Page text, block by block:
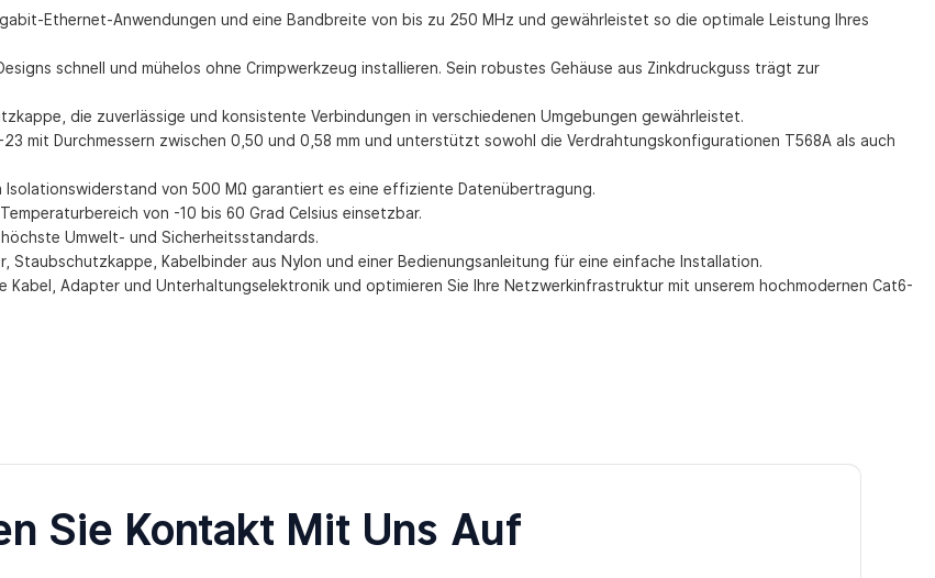
Ethernet-Anwendungen und eine Bandbreite von bis zu 250 MHz und gewährleistet so die optimale Leistung Ihres
schnell und mühelos ohne Crimpwerkzeug installieren. Sein robustes Gehäuse aus Zinkdruckguss trägt zur
die zuverlässige und konsistente Verbindungen in verschiedenen Umgebungen gewährleistet.
mit Durchmessern zwischen 0,50 und 0,58 mm und unterstützt sowohl die Verdrahtungskonfigurationen T568A als auch
Isolationswiderstand von 500 MΩ garantiert es eine effiziente Datenübertragung.
von -10 bis 60 Grad Celsius einsetzbar.
Umwelt- und Sicherheitsstandards.
Staubschutzkappe, Kabelbinder aus Nylon und einer Bedienungsanleitung für eine einfache Installation.
Adapter und Unterhaltungselektronik und optimieren Sie Ihre Netzwerkinfrastruktur mit unserem hochmodernen Cat6-
Sie Kontakt Mit Uns Auf